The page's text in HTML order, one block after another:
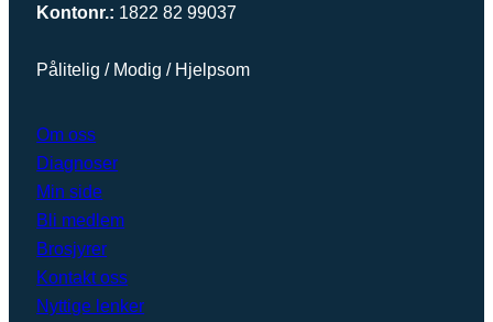
Kontonr.: 1822 82 99037
Pålitelig / Modig / Hjelpsom
Om oss
Diagnoser
Min side
Bli medlem
Brosjyrer
Kontakt oss
Nyttige lenker